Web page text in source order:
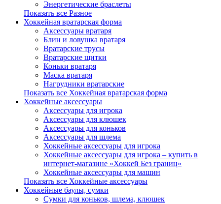
Энергетические браслеты
Показать все Разное
Хоккейная вратарская форма
Аксессуары вратаря
Блин и ловушка вратаря
Вратарские трусы
Вратарские щитки
Коньки вратаря
Маска вратаря
Нагрудники вратарские
Показать все Хоккейная вратарская форма
Хоккейные аксессуары
Аксессуары для игрока
Аксессуары для клюшек
Аксессуары для коньков
Аксессуары для шлема
Хоккейные аксессуары для игрока
Хоккейные аксессуары для игрока – купить в
интернет-магазине «Хоккей Без границ»
Хоккейные аксессуары для машин
Показать все Хоккейные аксессуары
Хоккейные баулы, сумки
Сумки для коньков, шлема, клюшек